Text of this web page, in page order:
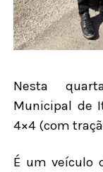
Nesta
Municipal de
4×4 (com
É um veículo